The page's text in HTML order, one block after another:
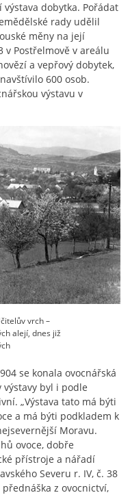
dobytka. Pořádat
rady udělil
měny na její
v Postřelmově v areálu
a vepřový dobytek,
600 osob.
výstavu v
vrch –
alejí, dnes již
se konala ovocnářská
byl i podle
„Výstava tato má býti
a má býti podkladem k
Moravu.
ovoce, dobře
přístroje a nářadí
Severu r. IV, č. 38
z ovocnictví,